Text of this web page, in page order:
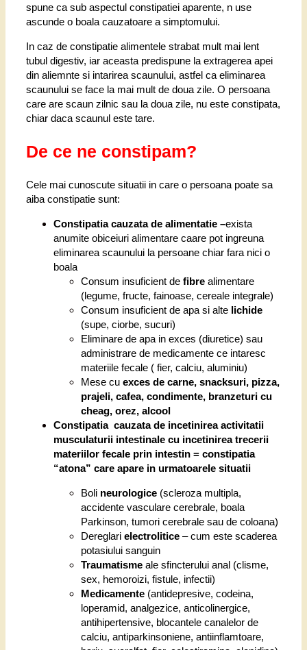
spune ca sub aspectul constipatiei aparente, n use
ascunde o boala cauzatoare a simptomului.
In caz de constipatie alimentele strabat mult mai lent
tubul digestiv, iar aceasta predispune la extragerea apei
din aliemnte si intarirea scaunului, astfel ca eliminarea
scaunului se face la mai mult de doua zile. O persoana
care are scaun zilnic sau la doua zile, nu este constipata,
chiar daca scaunul este tare.
De ce ne constipam?
Cele mai cunoscute situatii in care o persoana poate sa
aiba constipatie sunt:
Constipatia cauzata de alimentatie –exista
anumite obiceiuri alimentare caare pot ingreuna
eliminarea scaunului la persoane chiar fara nici o
boala
Consum insuficient de fibre alimentare
(legume, fructe, fainoase, cereale integrale)
Consum insuficient de apa si alte lichide
(supe, ciorbe, sucuri)
Eliminare de apa in exces (diuretice) sau
administrare de medicamente ce intaresc
materiile fecale ( fier, calciu, aluminiu)
Mese cu exces de carne, snacksuri, pizza,
prajeli, cafea, condimente, branzeturi cu
cheag, orez, alcool
Constipatia cauzata de incetinirea activitatii
musculaturii intestinale cu incetinirea trecerii
materiilor fecale prin intestin = constipatia
“atona” care apare in urmatoarele situatii
Boli neurologice (scleroza multipla,
accidente vasculare cerebrale, boala
Parkinson, tumori cerebrale sau de coloana)
Dereglari electrolitice – cum este scaderea
potasiului sanguin
Traumatisme ale sfincterului anal (clisme,
sex, hemoroizi, fistule, infectii)
Medicamente (antidepresive, codeina,
loperamid, analgezice, anticolinergice,
antihipertensive, blocantele canalelor de
calciu, antiparkinsoniene, antiinflamtoare,